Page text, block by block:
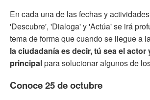
En cada una de las fechas y
'Descubre', 'Dialoga' y 'Actúa' se irá
tema de forma que cuando se llegue a
la ciudadanía es decir, tú sea el
principalpara solucionar algunos de
Conoce 25 de octubre